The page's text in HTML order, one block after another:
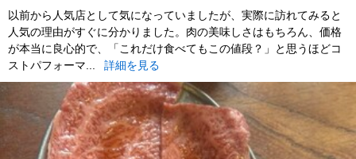
以前から人気店として気になっていましたが、実際に訪れてみると
人気の理由がすぐに分かりました。肉の美味しさはもちろん、価格
が本当に良心的で、「これだけ食べてもこの値段？」と思うほどコ
ストパフォーマ...
詳細を見る